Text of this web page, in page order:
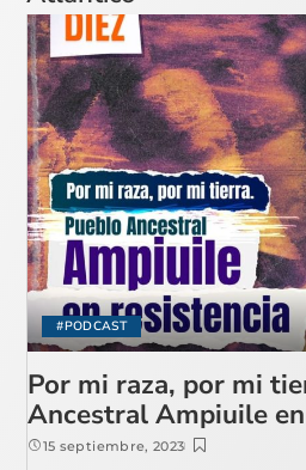
#PODCAST
Por mi raza, por mi
Ancestral Ampiuile
15 septiembre, 2023